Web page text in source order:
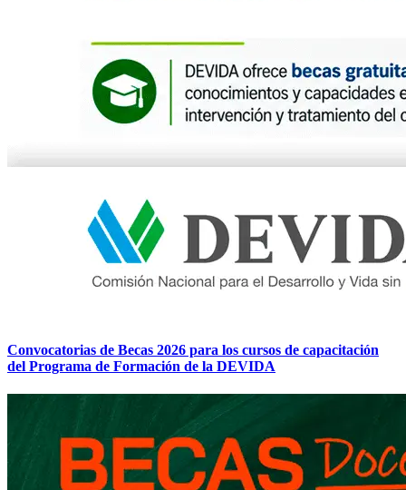
Convocatorias de Becas 2026 para los cursos de capacitación
del Programa de Formación de la DEVIDA